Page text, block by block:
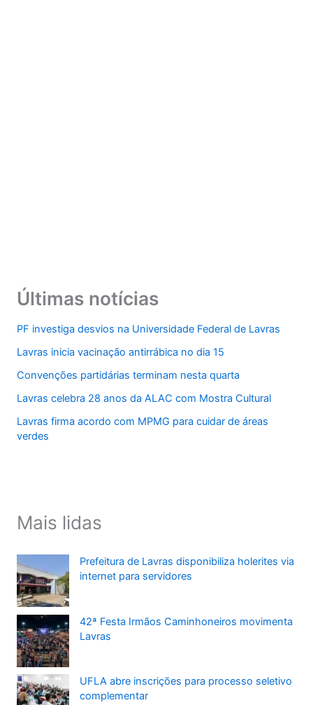
Últimas notícias
PF investiga desvios na Universidade Federal de Lavras
Lavras inicia vacinação antirrábica no dia 15
Convenções partidárias terminam nesta quarta
Lavras celebra 28 anos da ALAC com Mostra Cultural
Lavras firma acordo com MPMG para cuidar de áreas
verdes
Mais lidas
Prefeitura de Lavras disponibiliza holerites via
internet para servidores
42ª Festa Irmãos Caminhoneiros movimenta
Lavras
UFLA abre inscrições para processo seletivo
complementar